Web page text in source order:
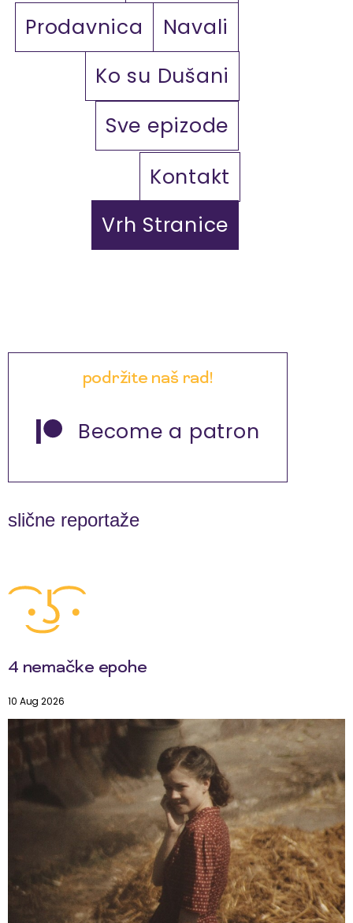
Prodavnica
Navali
Ko su Dušani
Sve epizode
Kontakt
Vrh Stranice
podržite naš rad!
Become a patron
slične reportaže
4 nemačke epohe
10 Aug 2026